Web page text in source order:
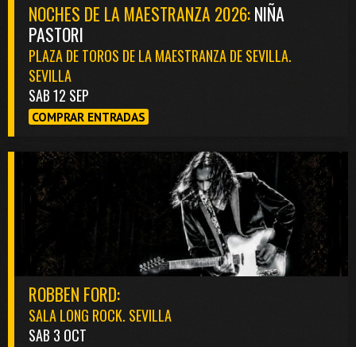
NOCHES DE LA MAESTRANZA 2026:NIÑA
PASTORI
PLAZA DE TOROS DE LA MAESTRANZA DE SEVILLA.
SEVILLA
SAB 12 SEP
COMPRAR ENTRADAS
ROBBEN FORD:
SALA LONG ROCK. SEVILLA
SAB 3 OCT